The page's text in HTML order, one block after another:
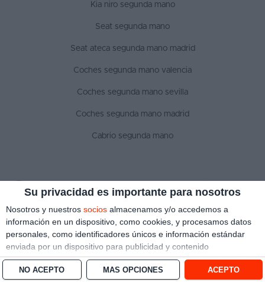
Su privacidad es importante para nosotros
Nosotros y nuestros socios almacenamos y/o accedemos a
información en un dispositivo, como cookies, y procesamos datos
personales, como identificadores únicos e información estándar
enviada por un dispositivo para publicidad y contenido
personalizado, medición de publicidad y contenido, investigación
de audiencia y desarrollo de servicios. Con su permiso, nosotros y
MÁS OPCIONES
NO ACEPTO ACEPTO
Kia niro segunda mano
Seat segunda mano
Seat ateca segunda mano madrid
Coches segunda mano valencia
Coches segunda mano sevilla
Coches segunda mano madrid
Cabrio segunda mano
SÍGUENOS
Copyright © 2022 ¿Qué coche me compro?. Todos los derechos reservados